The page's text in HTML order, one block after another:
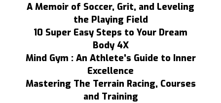
A Memoir of Soccer, Grit, and Leveling
the Playing Field
10 Super Easy Steps to Your Dream
Body 4X
Mind Gym : An Athlete's Guide to Inner
Excellence
Mastering The Terrain Racing, Courses
and Training